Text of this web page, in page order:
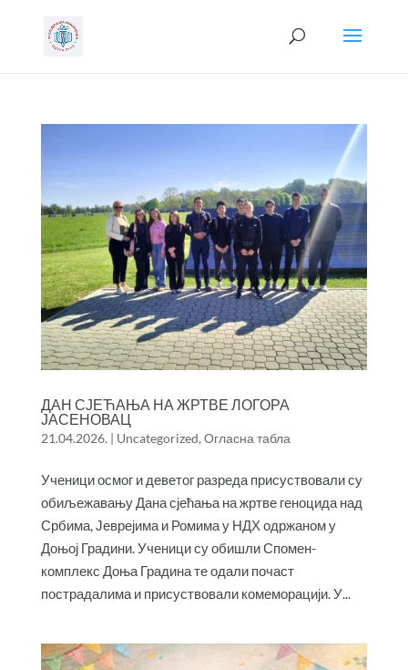
ДАН СЈЕЋАЊА НА ЖРТВЕ ЛОГОРА
ЈАСЕНОВАЦ
21.04.2026. | Uncategorized, Огласна табла
Ученици осмог и деветог разреда присуствовали су
обиљежавању Дана сјећања на жртве геноцида над
Србима, Јеврејима и Ромима у НДХ одржаном у
Доњој Градини. Ученици су обишли Спомен-
комплекс Доња Градина те одали почаст
пострадалима и присуствовали комеморацији. У...